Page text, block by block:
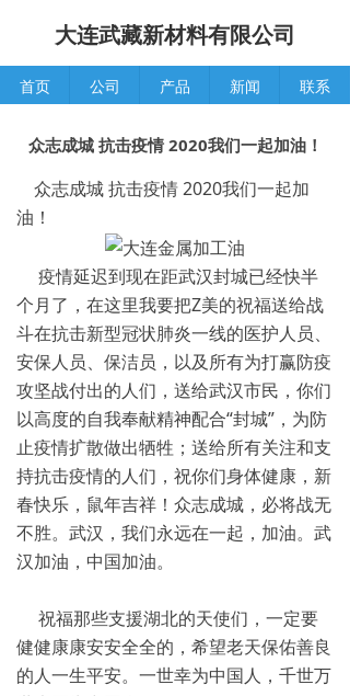
大连武藏新材料有限公司
首页 公司 产品 新闻 联系
众志成城 抗击疫情 2020我们一起加油！
众志成城 抗击疫情 2020我们一起加
油！
疫情延迟到现在距武汉封城已经快半
个月了，在这里我要把Z美的祝福送给战
斗在抗击新型冠状肺炎一线的医护人员、
安保人员、保洁员，以及所有为打赢防疫
攻坚战付出的人们，送给武汉市民，你们
以高度的自我奉献精神配合“封城”，为防
止疫情扩散做出牺牲；送给所有关注和支
持抗击疫情的人们，祝你们身体健康，新
春快乐，鼠年吉祥！众志成城，必将战无
不胜。武汉，我们永远在一起，加油。武
汉加油，中国加油。
祝福那些支援湖北的天使们，一定要
健健康康安安全全的，希望老天保佑善良
的人一生平安。一世幸为中国人，千世万